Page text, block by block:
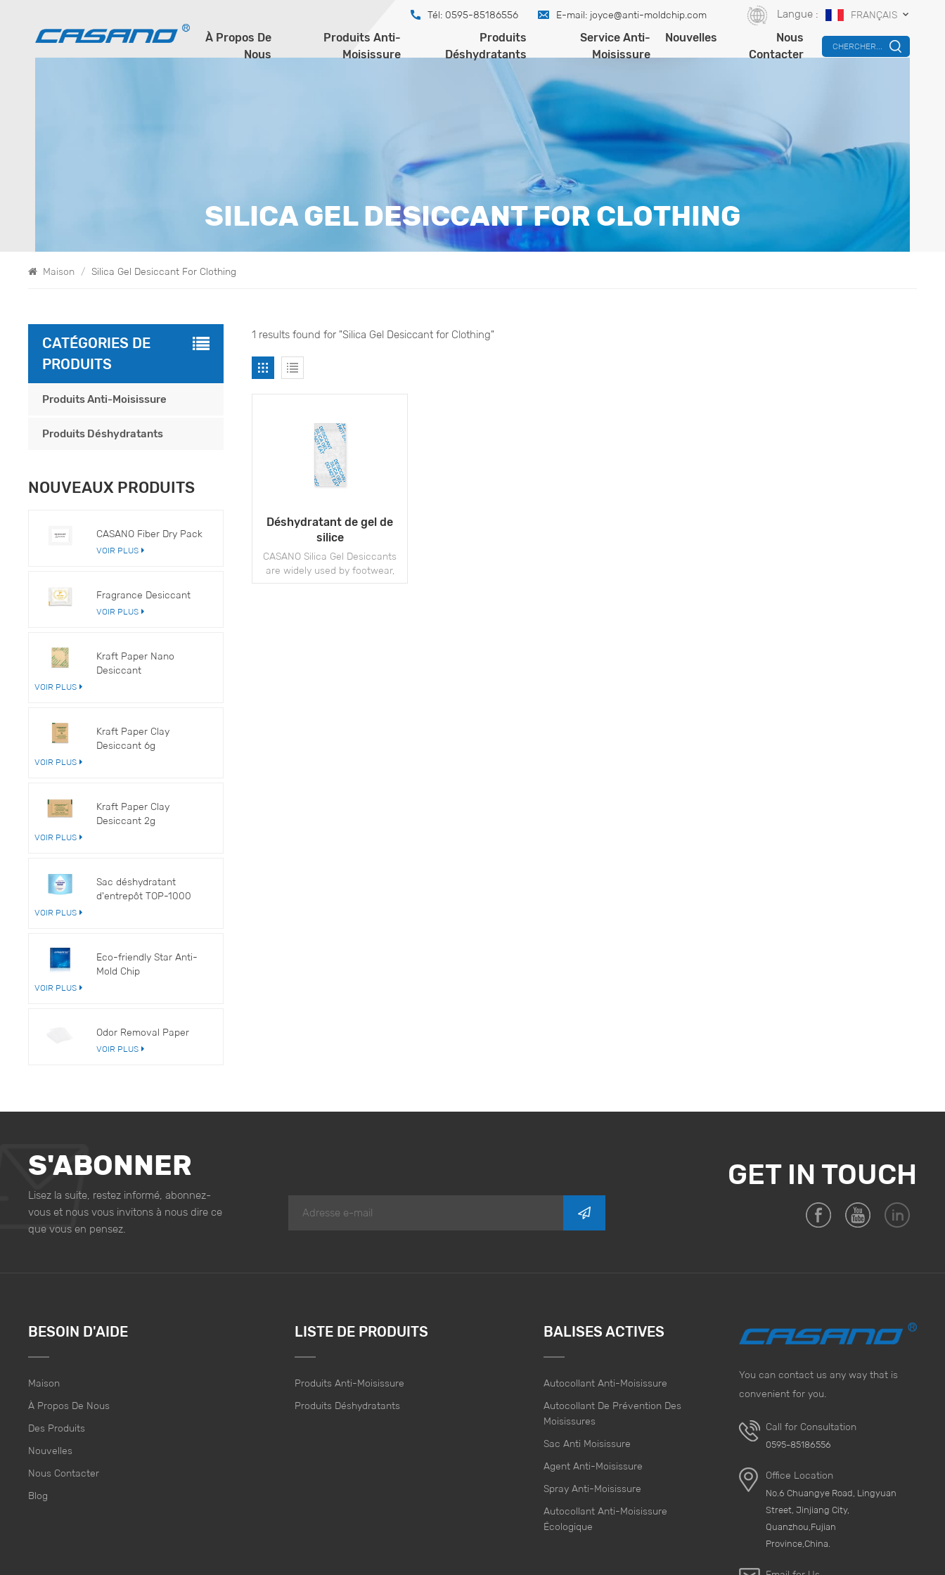
Tél: 0595-85186556 E-mail: joyce@anti-moldchip.com Langue : FRANÇAIS
À Propos De
Nous
Produits Anti-
Moisissure
Produits
Déshydratants
Service Anti-
Moisissure
Nouvelles
Nous
Contacter
CHERCHER...
SILICA GEL DESICCANT FOR CLOTHING
Maison / Silica Gel Desiccant For Clothing
1 results found for "Silica Gel Desiccant for Clothing"
Déshydratant de gel de
silice
CASANO Silica Gel Desiccants
are widely used by footwear,
apparel, and handbag package
CATÉGORIES DE
PRODUITS
Produits Anti-Moisissure
Produits Déshydratants
NOUVEAUX PRODUITS
CASANO Fiber Dry Pack
VOIR PLUS
Fragrance Desiccant
VOIR PLUS
Kraft Paper Nano
Desiccant
VOIR PLUS
Kraft Paper Clay
Desiccant 6g
VOIR PLUS
Kraft Paper Clay
Desiccant 2g
VOIR PLUS
Sac déshydratant
d'entrepôt TOP-1000
VOIR PLUS
Eco-friendly Star Anti-
Mold Chip
VOIR PLUS
Odor Removal Paper
VOIR PLUS
S'ABONNER
Lisez la suite, restez informé, abonnez-
vous et nous vous invitons à nous dire ce
que vous en pensez.
GET IN TOUCH
BESOIN D'AIDE
Maison
À Propos De Nous
Des Produits
Nouvelles
Nous Contacter
Blog
LISTE DE PRODUITS
Produits Anti-Moisissure
Produits Déshydratants
BALISES ACTIVES
Autocollant Anti-Moisissure
Autocollant De Prévention Des
Moisissures
Sac Anti Moisissure
Agent Anti-Moisissure
Spray Anti-Moisissure
Autocollant Anti-Moisissure
Écologique
You can contact us any way that is
convenient for you.
Call for Consultation
0595-85186556
Office Location
No.6 Chuangye Road, Lingyuan
Street, Jinjiang City,
Quanzhou,Fujian
Province,China.